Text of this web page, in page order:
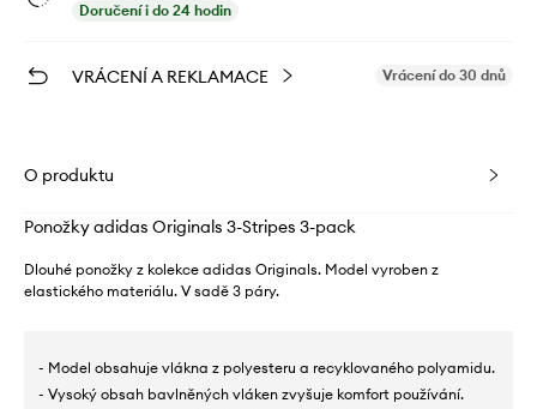
Doručení i do 24 hodin
VRÁCENÍ A REKLAMACE Vrácení do 30 dnů
O produktu
Ponožky adidas Originals 3-Stripes 3-pack
Dlouhé ponožky z kolekce adidas Originals. Model vyroben z
elastického materiálu. V sadě 3 páry.
- Model obsahuje vlákna z polyesteru a recyklovaného polyamidu.
- Vysoký obsah bavlněných vláken zvyšuje komfort používání.